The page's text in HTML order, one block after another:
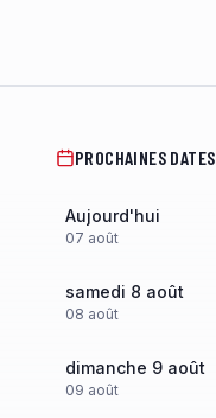
PROCHAINES DATES
Aujourd'hui
07 août
samedi 8 août
08 août
dimanche 9 août
09 août